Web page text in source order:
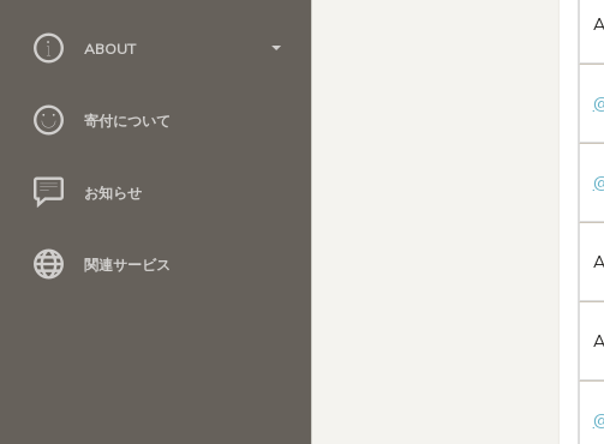
ABOUT
寄付について
お知らせ
関連サービス